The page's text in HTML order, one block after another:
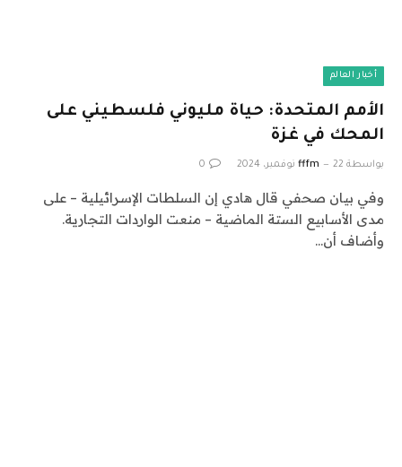
أخبار العالم
الأمم المتحدة: حياة مليوني فلسطيني على
المحك في غزة
بواسطة fffm 22 نوفمبر، 2024 0
وفي بيان صحفي قال هادي إن السلطات الإسرائيلية – على
مدى الأسابيع الستة الماضية – منعت الواردات التجارية.
وأضاف أن…